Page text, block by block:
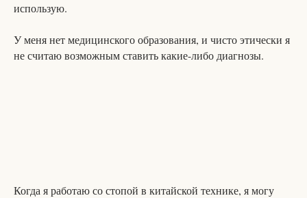
использую.
У меня нет медицинского образования, и чисто этически я
не считаю возможным ставить какие-либо диагнозы.
Когда я работаю со стопой в китайской технике, я могу